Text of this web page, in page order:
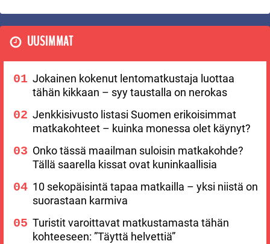
UUSIMMAT
Jokainen kokenut lentomatkustaja luottaa
tähän kikkaan – syy taustalla on nerokas
Jenkkisivusto listasi Suomen erikoisimmat
matkakohteet – kuinka monessa olet käynyt?
Onko tässä maailman suloisin matkakohde?
Tällä saarella kissat ovat kuninkaallisia
10 sekopäisintä tapaa matkailla – yksi niistä on
suorastaan karmiva
Turistit varoittavat matkustamasta tähän
kohteeseen: ”Täyttä helvettiä”